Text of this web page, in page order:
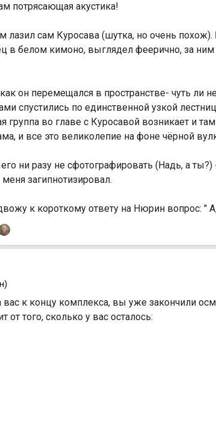
потрясающая акустика!
лазил сам Куросава (шутка, но очень
в белом кимоно, выглядел феерично, за
он перемещался в пространстве- чуть ли
спустились по единственной узкой
группа во главе с Куросавой возникает
и все это великолепие на фоне чёрной
ни разу не сфотографировать (Надь, а
загипнотизировал.
к короткому ответу на Нюрин вопрос: "
вас к концу комплекса, вы уже закончили
от того, сколько у вас осталось: